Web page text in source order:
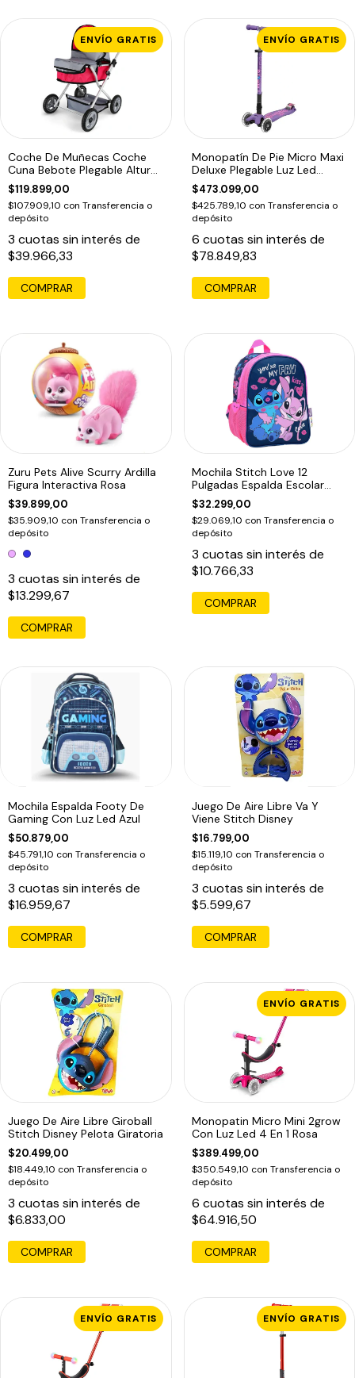
ENVÍO GRATIS
Coche De Muñecas Coche
Cuna Bebote Plegable Altura
Regulable
$119.899,00
$107.909,10 con Transferencia o
depósito
3 cuotas sin interés de
$39.966,33
COMPRAR
ENVÍO GRATIS
Monopatín De Pie Micro Maxi
Deluxe Plegable Luz Led
Morado Morado
$473.099,00
$425.789,10 con Transferencia o
depósito
6 cuotas sin interés de
$78.849,83
Zuru Pets Alive Scurry Ardilla
Figura Interactiva Rosa
$39.899,00
$35.909,10 con Transferencia o
depósito
3 cuotas sin interés de
$13.299,67
COMPRAR
Mochila Stitch Love 12
Pulgadas Espalda Escolar
Azul
$32.299,00
$29.069,10 con Transferencia o
depósito
3 cuotas sin interés de
$10.766,33
Mochila Espalda Footy De
Gaming Con Luz Led Azul
$50.879,00
$45.791,10 con Transferencia o
depósito
3 cuotas sin interés de
$16.959,67
Juego De Aire Libre Va Y
Viene Stitch Disney
$16.799,00
$15.119,10 con Transferencia o
depósito
3 cuotas sin interés de
$5.599,67
Juego De Aire Libre Giroball
Stitch Disney Pelota Giratoria
$20.499,00
$18.449,10 con Transferencia o
depósito
3 cuotas sin interés de
$6.833,00
COMPRAR
ENVÍO GRATIS
Monopatin Micro Mini 2grow
Con Luz Led 4 En 1 Rosa
$389.499,00
$350.549,10 con Transferencia o
depósito
6 cuotas sin interés de
$64.916,50
ENVÍO GRATIS ENVÍO GRATIS